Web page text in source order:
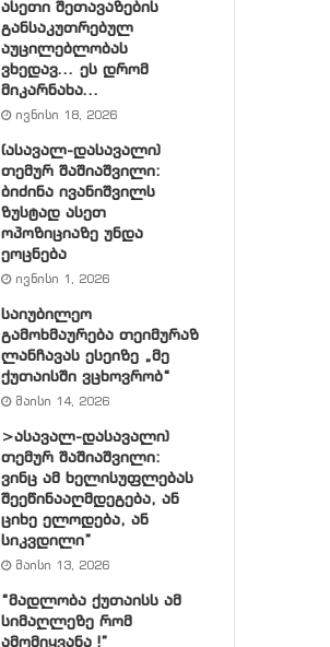
ასეთი შეთავაზების
განსაკუთრებულ
აუცილებლობას
ვხედავ… ეს დრომ
მიკარნახა…
ივნისი 18, 2026
(ასავალ-დასავალი)
თემურ შაშიაშვილი:
ბიძინა ივანიშვილს
ზუსტად ასეთ
ოპოზიციაზე უნდა
ეოცნება
ივნისი 1, 2026
საიუბილეო
გამოხმაურება თეიმურაზ
ლანჩავას ესეიზე „მე
ქუთაისში ვცხოვრობ“
მაისი 14, 2026
>ასავალ-დასავალი)
თემურ შაშიაშვილი:
ვინც ამ ხელისუფლებას
შეეწინააღმდეგება, ან
ციხე ელოდება, ან
სიკვდილი”
მაისი 13, 2026
“მადლობა ქუთაისს ამ
სიმაღლეზე რომ
ამომიყვანა !”